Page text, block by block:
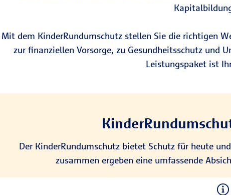
Mit dem KinderRundumschutz stellen Sie die richtigen
zur finanziellen Vorsorge, zu Gesundheitsschutz und
Leistungspaket ist
Der KinderRundumschutz bietet Schutz für heute
zusammen ergeben eine umfassende